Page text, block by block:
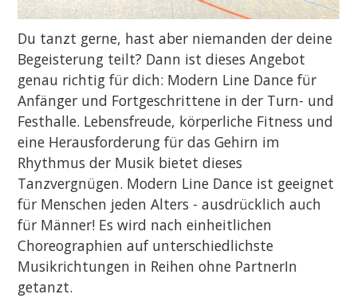
Du tanzt gerne, hast aber niemanden der deine
Begeisterung teilt? Dann ist dieses Angebot
genau richtig für dich: Modern Line Dance für
Anfänger und Fortgeschrittene in der Turn- und
Festhalle. Lebensfreude, körperliche Fitness und
eine Herausforderung für das Gehirn im
Rhythmus der Musik bietet dieses
Tanzvergnügen. Modern Line Dance ist geeignet
für Menschen jeden Alters - ausdrücklich auch
für Männer! Es wird nach einheitlichen
Choreographien auf unterschiedlichste
Musikrichtungen in Reihen ohne PartnerIn
getanzt.